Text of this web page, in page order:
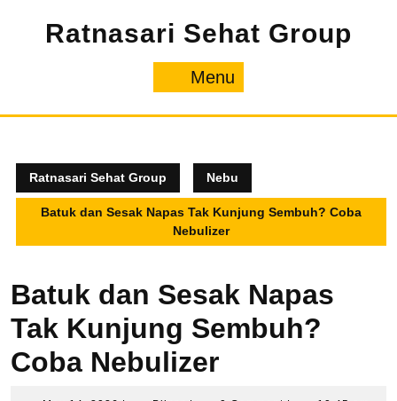
Ratnasari Sehat Group
Menu
Ratnasari Sehat Group Nebu
Batuk dan Sesak Napas Tak Kunjung Sembuh? Coba
Nebulizer
Batuk dan Sesak Napas
Tak Kunjung Sembuh?
Coba Nebulizer